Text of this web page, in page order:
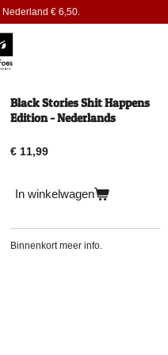
Black Stories Shit Happens
Edition - Nederlands
€ 11,99
In winkelwagen
Binnenkort meer info.